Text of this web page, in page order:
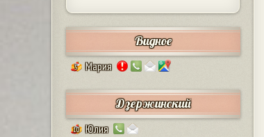
Видное
5 Мария
Дзержинский
10 Юлия